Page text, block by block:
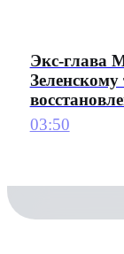
Экс-глава
Зеленскому
03:50